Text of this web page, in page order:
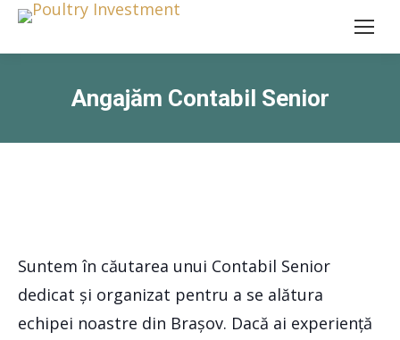
Angajăm Contabil Senior
Suntem în căutarea unui Contabil Senior
dedicat și organizat pentru a se alătura
echipei noastre din Brașov. Dacă ai experiență